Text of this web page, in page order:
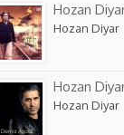
Hozan
Hozan Diyar
Hozan
Hozan Diyar